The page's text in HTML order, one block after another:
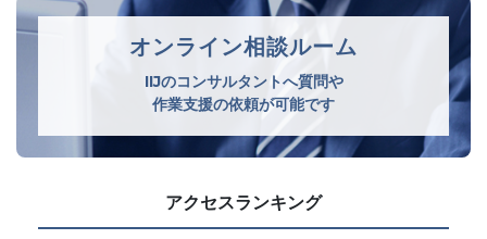
オンライン相談ルーム
IIJのコンサルタントへ質問や
作業支援の依頼が可能です
アクセスランキング